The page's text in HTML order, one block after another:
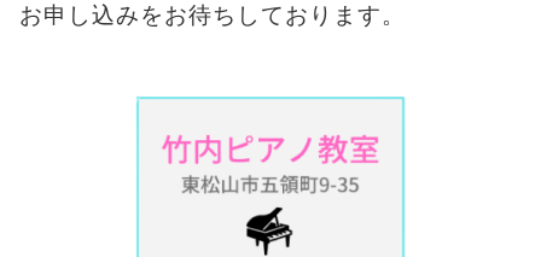
お申し込みをお待ちしております。